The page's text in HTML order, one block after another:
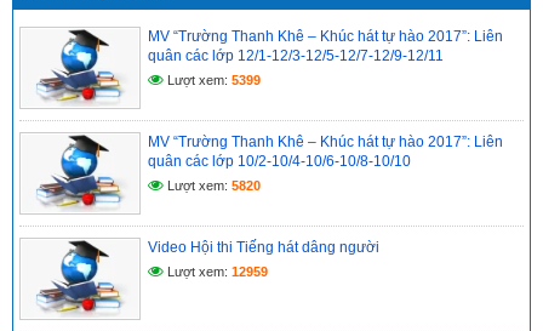
MV “Trường Thanh Khê – Khúc hát tự hào 2017”: Liên
quân các lớp 12/1-12/3-12/5-12/7-12/9-12/11
Lượt xem: 5399
MV “Trường Thanh Khê – Khúc hát tự hào 2017”: Liên
quân các lớp 10/2-10/4-10/6-10/8-10/10
Lượt xem: 5820
Video Hội thi Tiếng hát dâng người
Lượt xem: 12959